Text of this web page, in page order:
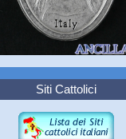
Siti Cattolici